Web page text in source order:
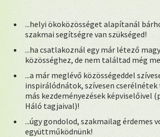
...helyi ökoközösséget alapítanál
szakmai segítségre van szükséged!
...ha csatlakoznál egy már létező
közösséghez, de nem találtad még
...a már meglévő közösségeddel
inspirálódnátok, szívesen
más kezdeményezések képviselőivel
Háló tagjaival)!
...úgy gondolod, szakmailag érdemes
együttműködnünk!